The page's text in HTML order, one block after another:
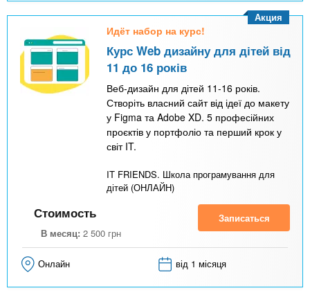
Идёт набор на курс!
Курс Web дизайну для дітей від
11 до 16 років
Веб-дизайн для дітей 11-16 років.
Створіть власний сайт від ідеї до макету
у Figma та Adobe XD. 5 професійних
проєктів у портфоліо та перший крок у
світ IT.
IT FRIENDS. Школа програмування для
дітей (ОНЛАЙН)
Акция
Стоимость
В месяц: 2 500 грн
Записаться
Онлайн від 1 місяця